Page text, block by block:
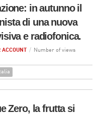
in autunno il
di una nuova
e radiofonica.
/
Number of views
Zero, la frutta si